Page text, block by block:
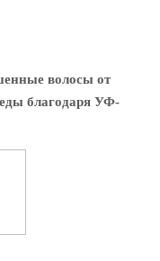
волосы от
благодаря УФ-